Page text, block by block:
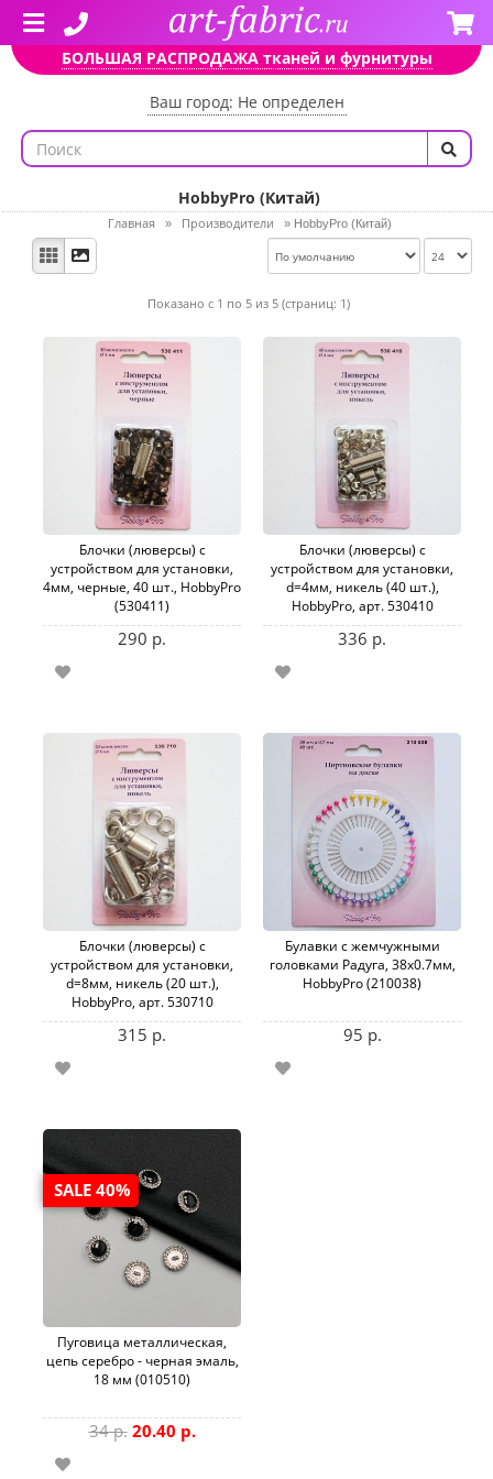
БОЛЬШАЯ РАСПРОДАЖА тканей и фурнитуры
Ваш город: Не определен
HobbyPro (Китай)
Главная » Производители » HobbyPro (Китай)
Показано с 1 по 5 из 5 (страниц: 1)
Блочки (люверсы) с
устройством для установки,
4мм, черные, 40 шт., HobbyPro
(530411)
290 р.
Блочки (люверсы) с
устройством для установки,
d=4мм, никель (40 шт.),
HobbyPro, арт. 530410
336 р.
Блочки (люверсы) с
устройством для установки,
d=8мм, никель (20 шт.),
HobbyPro, арт. 530710
315 р.
Булавки с жемчужными
головками Радуга, 38х0.7мм,
HobbyPro (210038)
95 р.
SALE 40%
Пуговица металлическая,
цепь серебро - черная эмаль,
18 мм (010510)
34 р. 20.40 р.